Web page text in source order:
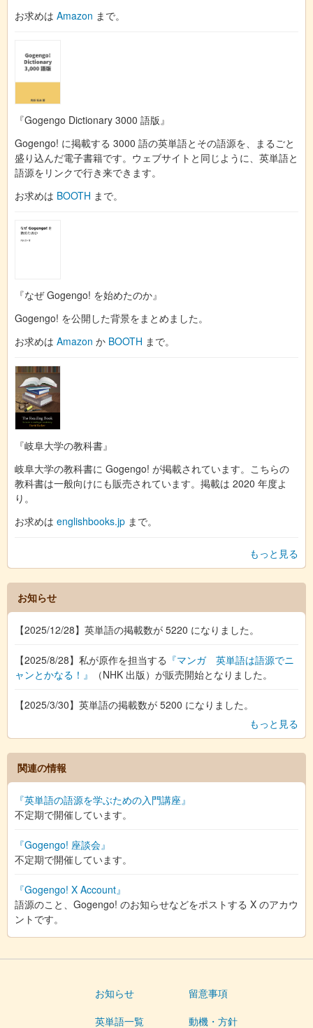
お求めは Amazon まで。
『Gogengo Dictionary 3000 語版』
Gogengo! に掲載する 3000 語の英単語とその語源を、まるごと
盛り込んだ電子書籍です。ウェブサイトと同じように、英単語と
語源をリンクで行き来できます。
お求めは BOOTH まで。
『なぜ Gogengo! を始めたのか』
Gogengo! を公開した背景をまとめました。
お求めは Amazon か BOOTH まで。
『岐阜大学の教科書』
岐阜大学の教科書に Gogengo! が掲載されています。こちらの
教科書は一般向けにも販売されています。掲載は 2020 年度よ
り。
お求めは englishbooks.jp まで。
もっと見る
お知らせ
【2025/12/28】英単語の掲載数が 5220 になりました。
【2025/8/28】私が原作を担当する 『マンガ 英単語は語源でニ
ャンとかなる！』
（NHK 出版）が販売開始となりました。
【2025/3/30】英単語の掲載数が 5200 になりました。
もっと見る
関連の情報
『英単語の語源を学ぶための入門講座』
不定期で開催しています。
『Gogengo! 座談会』
不定期で開催しています。
『Gogengo! X Account』
語源のこと、Gogengo! のお知らせなどをポストする X のアカウ
ントです。
お知らせ
英単語一覧
留意事項
動機・方針